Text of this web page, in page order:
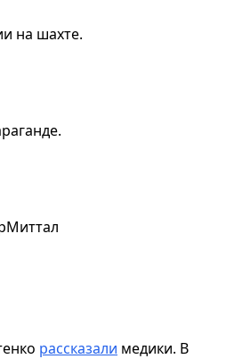
на шахте.
рассказали медики. В